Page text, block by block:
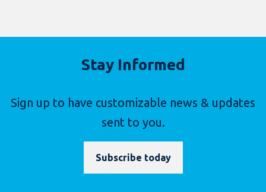
Stay Informed
Sign up to have customizable news & updates
sent to you.
Subscribe today